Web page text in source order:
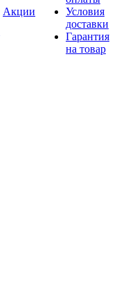
Акции
Условия
доставки
Гарантия
на товар